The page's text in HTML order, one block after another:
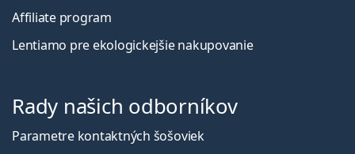
Affiliate program
Lentiamo pre ekologickejšie nakupovanie
Rady našich odborníkov
Parametre kontaktných šošoviek